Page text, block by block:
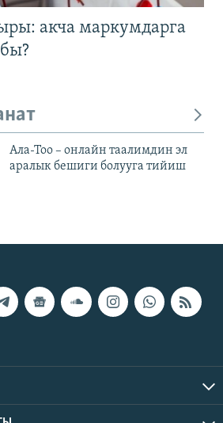
акча маркумдарга
Ала-Тоо – онлайн таалимдин эл
аралык бешиги болууга тийиш